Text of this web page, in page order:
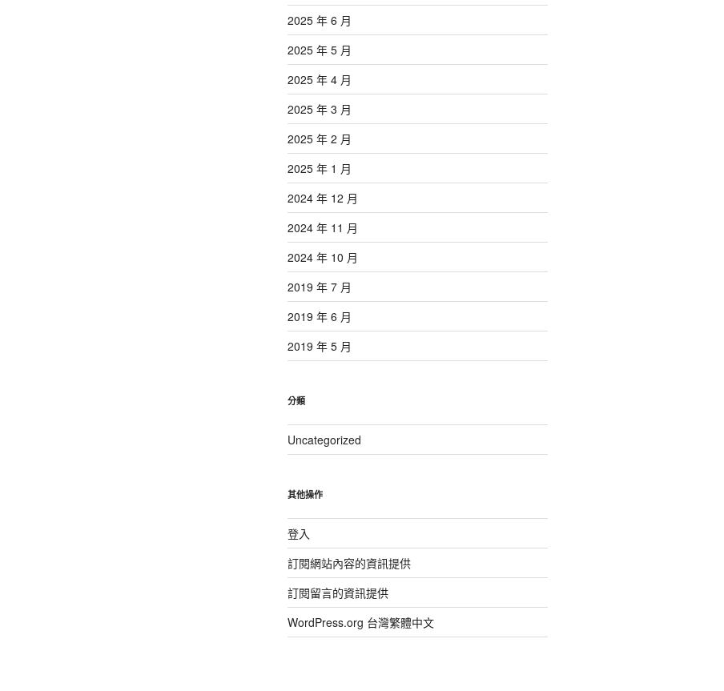
2025 年 6 月
2025 年 5 月
2025 年 4 月
2025 年 3 月
2025 年 2 月
2025 年 1 月
2024 年 12 月
2024 年 11 月
2024 年 10 月
2019 年 7 月
2019 年 6 月
2019 年 5 月
分類
Uncategorized
其他操作
登入
訂閱網站內容的資訊提供
訂閱留言的資訊提供
WordPress.org 台灣繁體中文